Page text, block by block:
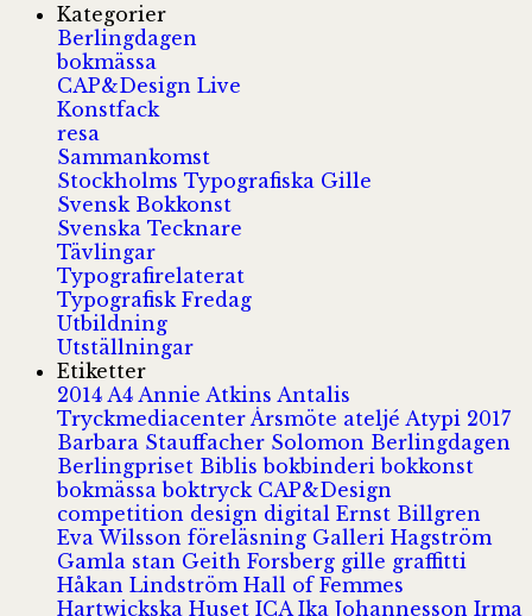
Kategorier
Berlingdagen
bokmässa
CAP&Design Live
Konstfack
resa
Sammankomst
Stockholms Typografiska Gille
Svensk Bokkonst
Svenska Tecknare
Tävlingar
Typografirelaterat
Typografisk Fredag
Utbildning
Utställningar
Etiketter
2014 A4 Annie Atkins Antalis
Tryckmediacenter Årsmöte ateljé Atypi 2017
Barbara Stauffacher Solomon Berlingdagen
Berlingpriset Biblisbokbinderibokkonst
bokmässaboktryck CAP&Design
competition design digital Ernst Billgren
Eva Wilsson föreläsning Galleri Hagström
Gamla stan Geith Forsberg gille graffitti
Håkan Lindström Hall of Femmes
Hartwickska Huset ICA Ika Johannesson Irma